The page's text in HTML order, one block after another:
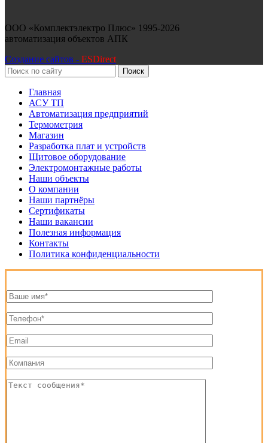
ООО «Комплектэлектро Плюс» 1995-2026
автоматизация объектов АПК
Создание сайтов - ESDirect
Поиск
Главная
АСУ ТП
Автоматизация предприятий
Термометрия
Магазин
Разработка плат и устройств
Щитовое оборудование
Электромонтажные работы
Наши объекты
О компании
Наши партнёры
Сертификаты
Наши вакансии
Полезная информация
Контакты
Политика конфиденциальности